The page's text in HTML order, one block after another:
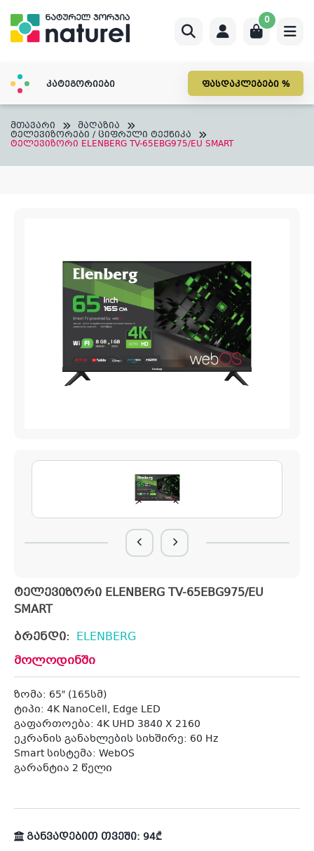
content
0
კატეგორიები ფასდაკლებები %
მთავარი მაღაზია
ტელევიზორები / ციფრული ტექნიკა
ტელევიზორი ELENBERG TV-65EBG975/EU SMART
ტელევიზორი ELENBERG TV-65EBG975/EU
SMART
ბრენდი: ELENBERG
მოლოდინში
ზომა: 65″ (165სმ)
ტიპი: 4K NanoCell, Edge LED
გაფართოება: 4K UHD 3840 X 2160
ეკრანის განახლების სიხშირე: 60 Hz
Smart სისტემა: WebOS
გარანტია 2 წელი
განვადებით თვეში: 94₾